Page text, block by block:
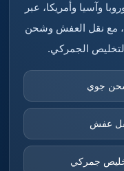
وآسيا وأمريكا، عبر
مع نقل العفش وشحن
الجمركي.
جوي
عفش
جمركي